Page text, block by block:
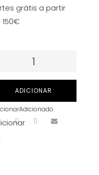
grátis a partir
150€
240ml
ADICIONAR
Adicionado